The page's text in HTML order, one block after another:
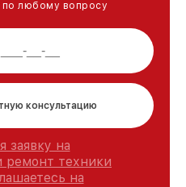
по любому вопросу
консультацию
заявку на
ремонт техники
на